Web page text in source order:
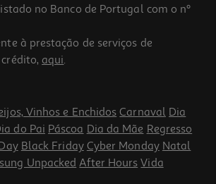
Porcelana Botan 19cm
no Banco de Portugal com o nº
à prestação de serviços de
aqui.
Vinhos e Enchidos Carnaval Dia
do Pai Páscoa Dia da Mãe Regresso
Black Friday Cyber Monday Natal
Unpacked After Hours Vida